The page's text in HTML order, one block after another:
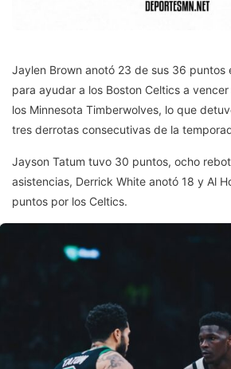
Jaylen Brown anotó 23 de sus 36 puntos
para ayudar a los Boston Celtics a
los Minnesota Timberwolves, lo que
tres derrotas consecutivas de la
Jayson Tatum tuvo 30 puntos, ocho
asistencias, Derrick White anotó 18 y Al
puntos por los Celtics.